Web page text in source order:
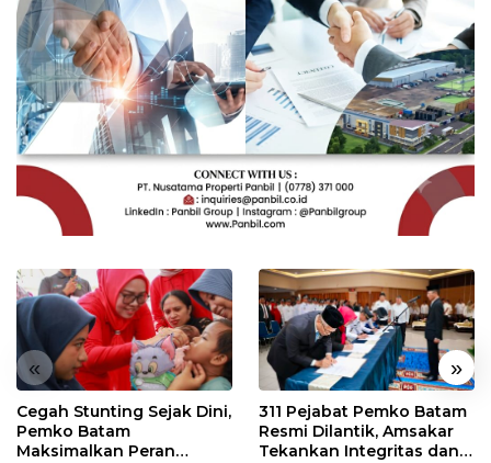
« »
Cegah Stunting Sejak Dini,
Pemko Batam
Maksimalkan Peran
311 Pejabat Pemko Batam
Resmi Dilantik, Amsakar
Tekankan Integritas dan